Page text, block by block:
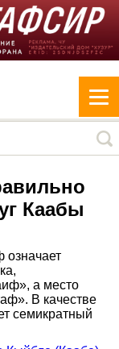
Каабы
означает
а место
В качестве
семикратный